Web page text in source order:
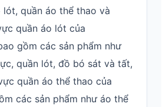
lót, quần áo thể thao và
quần áo lót của
gồm các sản phẩm như
quần lót, đồ bó sát và tất,
quần áo thể thao của
các sản phẩm như áo thể